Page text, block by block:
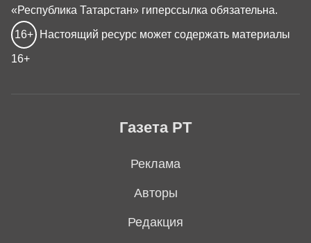
Газета РТ
Реклама
Авторы
Редакция
«Республика Татарстан» гиперссылка обязательна.
16+ Настоящий ресурс может содержать материалы
16+